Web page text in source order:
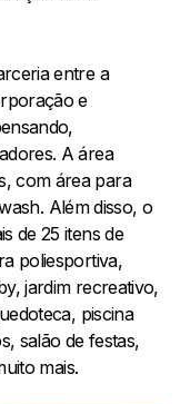
entre a
e
A área
com área para
Além disso, o
de 25 itens de
poliesportiva,
jardim recreativo,
piscina
salão de festas,
mais.